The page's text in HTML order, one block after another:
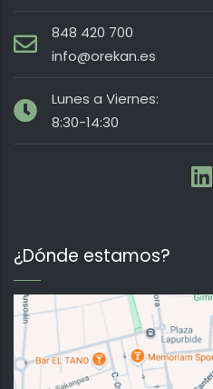
848 420 700
info@orekan.es
Lunes a Viernes:
8:30-14:30
¿Dónde estamos?